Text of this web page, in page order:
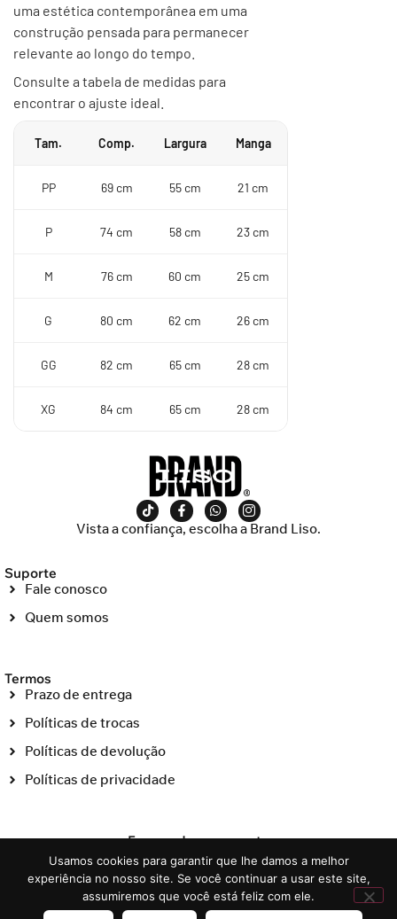
uma estética contemporânea em uma
construção pensada para permanecer
relevante ao longo do tempo.
Consulte a tabela de medidas para
encontrar o ajuste ideal.
Tam. Comp. Largura Manga
PP 69 cm 55 cm 21 cm
P 74 cm 58 cm 23 cm
M 76 cm 60 cm 25 cm
G 80 cm 62 cm 26 cm
GG 82 cm 65 cm 28 cm
XG 84 cm 65 cm 28 cm
Vista a confiança, escolha a Brand Liso.
Suporte
Fale conosco
Quem somos
Termos
Prazo de entrega
Políticas de trocas
Políticas de devolução
Políticas de privacidade
Formas de pagamento
Usamos cookies para garantir que lhe damos a melhor
experiência no nosso site. Se você continuar a usar este site,
assumiremos que você está feliz com ele.